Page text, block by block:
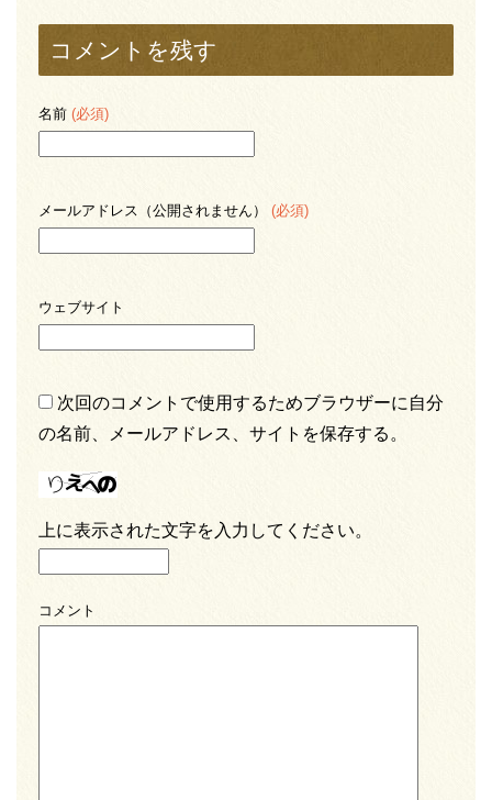
コメントを残す
名前 (必須)
メールアドレス（公開されません） (必須)
ウェブサイト
次回のコメントで使用するためブラウザーに自分
の名前、メールアドレス、サイトを保存する。
上に表示された文字を入力してください。
コメント